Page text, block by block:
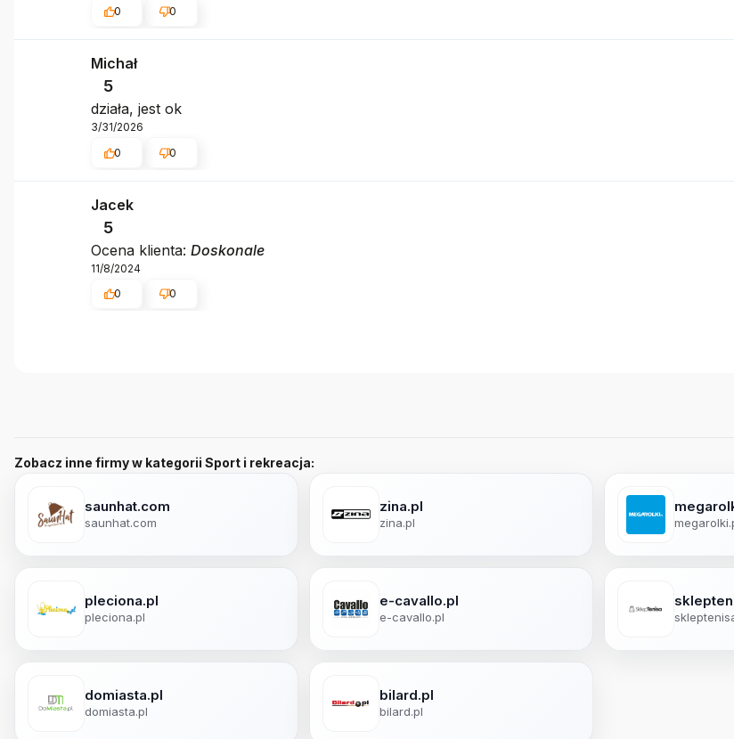
0
0
Michał
5
działa, jest ok
3/31/2026
0
0
Jacek
5
Ocena klienta: Doskonale
11/8/2024
0
0
Zobacz inne firmy w kategorii Sport i rekreacja:
saunhat.com
saunhat.com
zina.pl
zina.pl
pleciona.pl
pleciona.pl
e-cavallo.pl
e-cavallo.pl
domiasta.pl
domiasta.pl
bilard.pl
bilard.pl